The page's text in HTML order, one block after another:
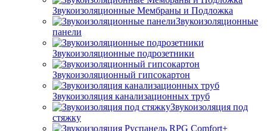
Звукоизоляционные Мембраны и Подложка
Звукоизоляционные
панели
Звукоизоляционные подрозетники
Звукоизоляционный гипсокартон
Звукоизоляция канализационных труб
Звукоизоляция под
стяжку